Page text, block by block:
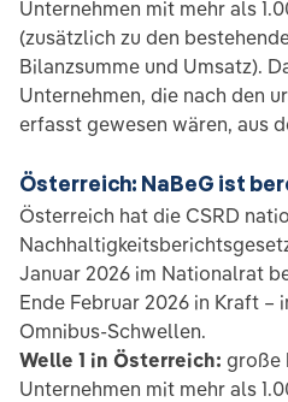
Unternehmen mit mehr als
(zusätzlich zu den
Bilanzsumme und Umsatz).
Unternehmen, die nach den
erfasst gewesen wären, aus
Österreich: NaBeG ist
Österreich hat die CSRD
Januar 2026 im Nationalrat
Ende Februar 2026 in Kraft –
Omnibus-Schwellen.
Welle 1 in Österreich: große
Unternehmen mit mehr als